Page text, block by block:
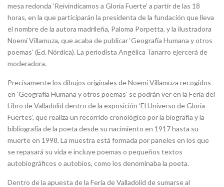
mesa redonda ‘Reivindicamos a Gloria Fuerte’ a partir de las 18
horas, en la que participarán la presidenta de la fundación que lleva
el nombre de la autora madrileña, Paloma Porpetta, y la ilustradora
Noemí Villamuza, que acaba de publicar ‘Geografía Humana y otros
poemas’ (Ed. Nórdica). La periodista Angélica Tanarro ejercerá de
moderadora.
Precisamente los dibujos originales de Noemí Villamuza recogidos
en ‘Geografía Humana y otros poemas’ se podrán ver en la Feria del
Libro de Valladolid dentro de la exposición ‘El Universo de Gloria
Fuertes’, que realiza un recorrido cronológico por la biografía y la
bibliografía de la poeta desde su nacimiento en 1917 hasta su
muerte en 1998. La muestra está formada por paneles en los que
se repasará su vida e incluye poemas o pequeños textos
autobiográficos o autobios, como los denominaba la poeta.
Dentro de la apuesta de la Feria de Valladolid de sumarse al